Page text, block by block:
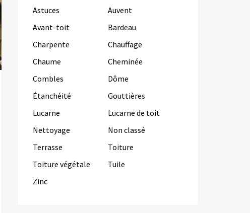
Astuces
Auvent
Avant-toit
Bardeau
Charpente
Chauffage
Chaume
Cheminée
Combles
Dôme
Étanchéité
Gouttières
Lucarne
Lucarne de toit
Nettoyage
Non classé
Terrasse
Toiture
Toiture végétale
Tuile
Zinc